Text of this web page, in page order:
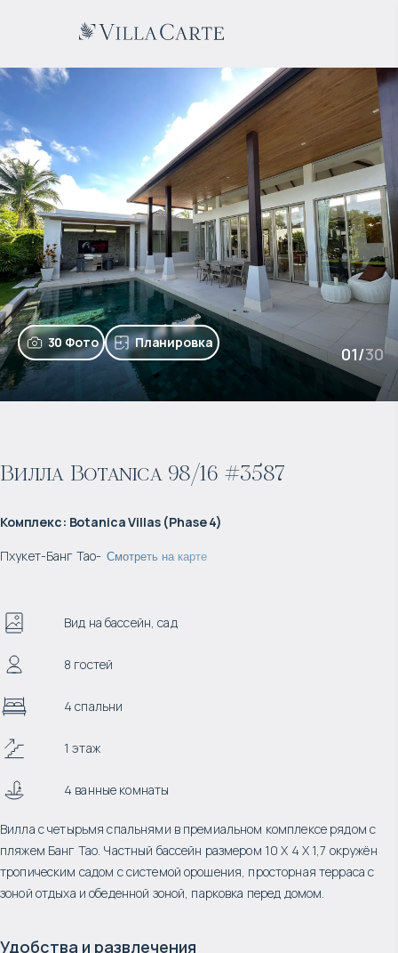
30 Фото Планировка
01/30
Вилла Botanica 98/16 #3587
Комплекс: Botanica Villas (Phase 4)
Пхукет-Банг Тао- Смотреть на карте
Вид на бассейн, сад
8 гостей
4 спальни
1 этаж
4 ванные комнаты
Вилла с четырьмя спальнями в премиальном комплексе рядом с
пляжем Банг Тао. Частный бассейн размером 10 X 4 X 1,7 окружён
тропическим садом с системой орошения, просторная терраса с
зоной отдыха и обеденной зоной, парковка перед домом.
Удобства и развлечения